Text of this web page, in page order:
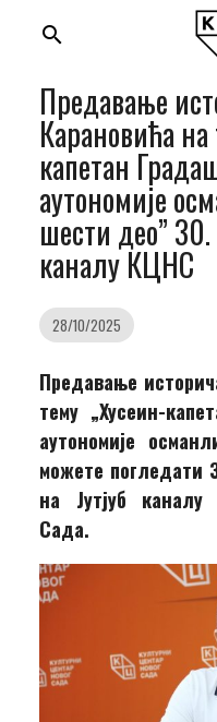
search
Предавање
Карановића
капетан
аутономије
шести део” 30.
каналу КЦНС
28/10/2025
Предавање
тему „Хусеин-
аутономије
можете погледати
на Јутјуб каналу
Сада.